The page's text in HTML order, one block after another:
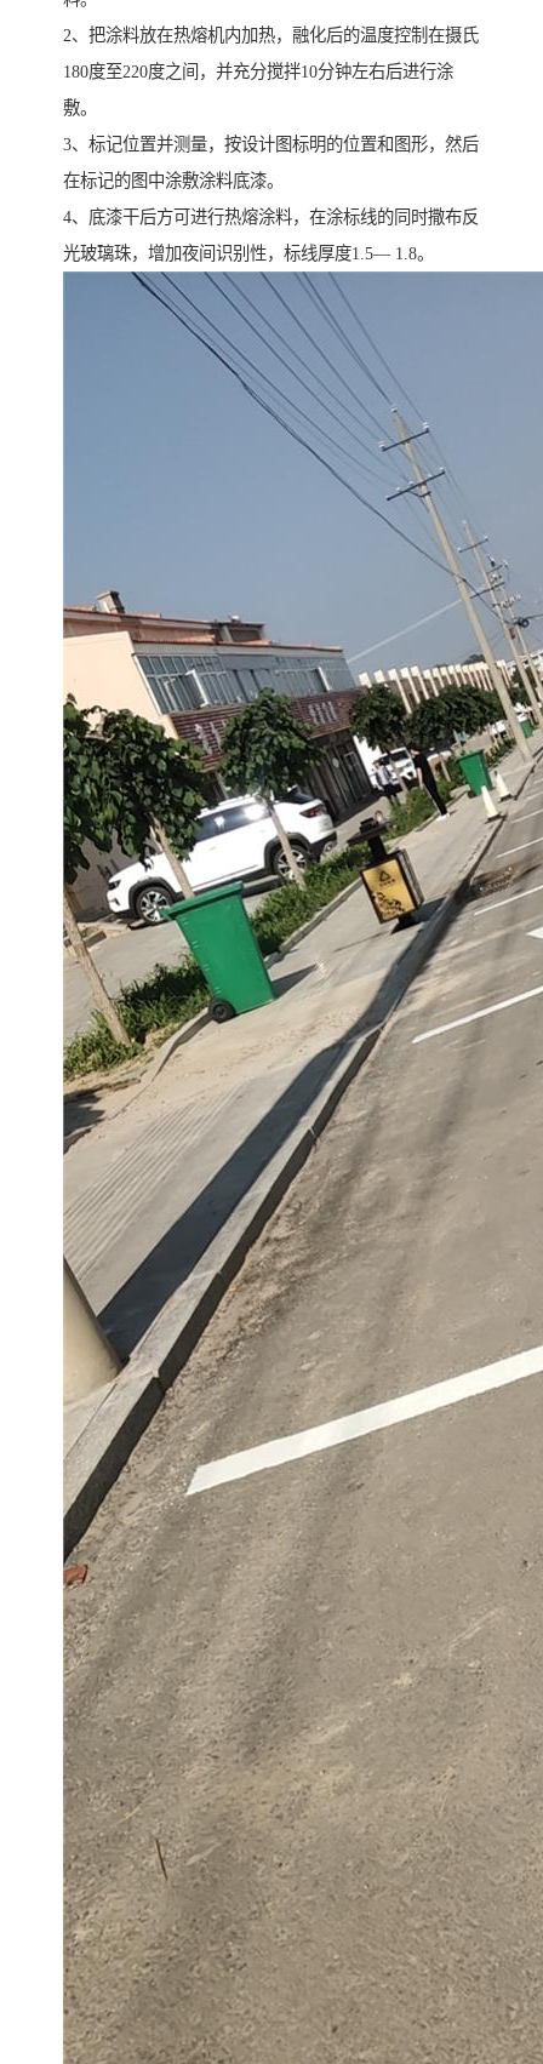
2、把涂料放在热熔机内加热，融化后的温度控制在摄氏
180度至220度之间，并充分搅拌10分钟左右后进行涂
敷。
3、标记位置并测量，按设计图标明的位置和图形，然后
在标记的图中涂敷涂料底漆。
4、底漆干后方可进行热熔涂料，在涂标线的同时撒布反
光玻璃珠，增加夜间识别性，标线厚度1.5— 1.8。